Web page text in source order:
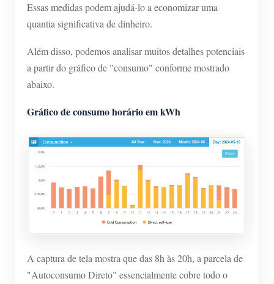
Essas medidas podem ajudá-lo a economizar uma
quantia significativa de dinheiro.
Além disso, podemos analisar muitos detalhes potenciais
a partir do gráfico de "consumo" conforme mostrado
abaixo.
Gráfico de consumo horário em kWh
A captura de tela mostra que das 8h às 20h, a parcela de
"Autoconsumo Direto" essencialmente cobre todo o